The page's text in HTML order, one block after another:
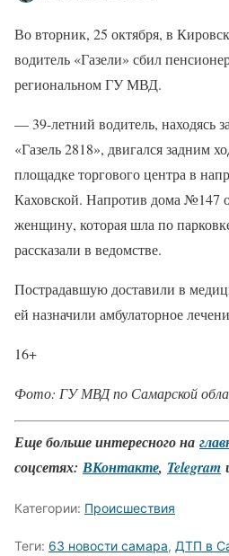
Во вторник, 25 октября, в
водитель «Газели» сбил
региональном ГУ МВД.
— 39-летний водитель, находясь
«Газель 2818», двигался задним
площадке торгового центра в
Каховской. Напротив дома №147
женщину, которая шла по
рассказали в ведомстве.
Пострадавшую доставили в
ей назначили амбулаторное
16+
Фото: ГУ МВД по Самарской
Еще больше интересного на
соцсетях: ВКонтакте, Telegram
Категории: Происшествия
Теги: 63 новости самара, ДТП в